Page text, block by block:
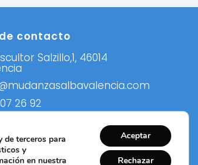
contacto
Salzillo,1, 46014
26 92
terceros para
y
en nuestra
Aceptar
Rechazar